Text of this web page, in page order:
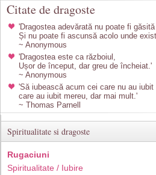
Citate de dragoste
'Dragostea adevărată nu poate fi
Și nu poate fi ascunsă acolo unde
~ Anonymous
'Dragostea este ca războiul,
Ușor de început, dar greu de încheiat.'
~ Anonymous
'Să iubească acum cei care nu au
care au iubit mereu, dar mai mult.'
~ Thomas Parnell
Spiritualitate si dragoste
Rugaciuni
Spiritualitate / Iubire